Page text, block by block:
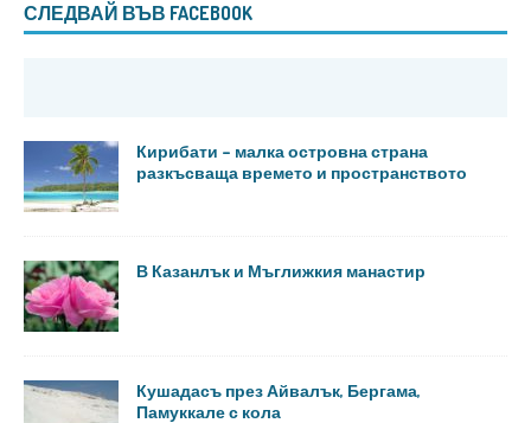
СЛЕДВАЙ ВЪВ FACEBOOK
Кирибати – малка островна страна
разкъсваща времето и пространството
В Казанлък и Мъглижкия манастир
Кушадасъ през Айвалък, Бергама,
Памуккале с кола